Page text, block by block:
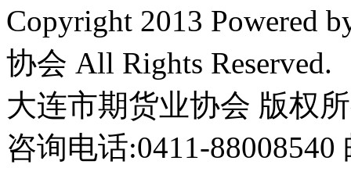
Copyright 2013 Powered
协会 All Rights Reserved.
大连市期货业协会 版权
咨询电话:0411-88008540